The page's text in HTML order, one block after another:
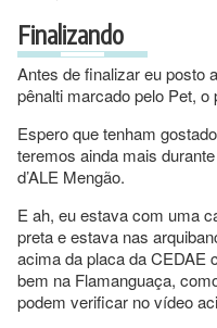
Finalizando
Antes de finalizar eu posto
pênalti marcado pelo Pet, o
Espero que tenham
teremos ainda mais
d’ALE Mengão.
E ah, eu estava com uma
preta e estava nas
acima da placa da CEDAE
bem na Flamanguaça,
podem verificar no vídeo